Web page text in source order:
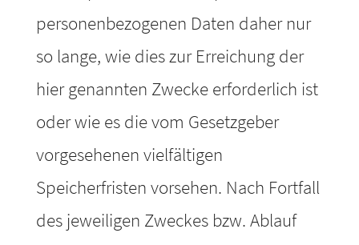
personenbezogenen Daten daher nur
so lange, wie dies zur Erreichung der
hier genannten Zwecke erforderlich ist
oder wie es die vom Gesetzgeber
vorgesehenen vielfältigen
Speicherfristen vorsehen. Nach Fortfall
des jeweiligen Zweckes bzw. Ablauf